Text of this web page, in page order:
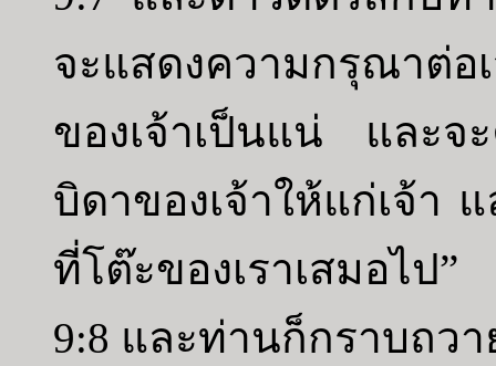
จะแสดงความกรุณาต่อ
ของเจ้าเป็นแน่ และจ
บิดาของเจ้าให้แก่เจ้า
ที่โต๊ะของเราเสมอไป”
9:8 และท่านก็กราบถว